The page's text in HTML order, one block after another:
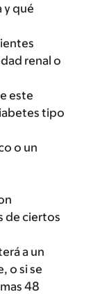
y qué
renal o
este
tipo
o un
de ciertos
a un
o si se
48